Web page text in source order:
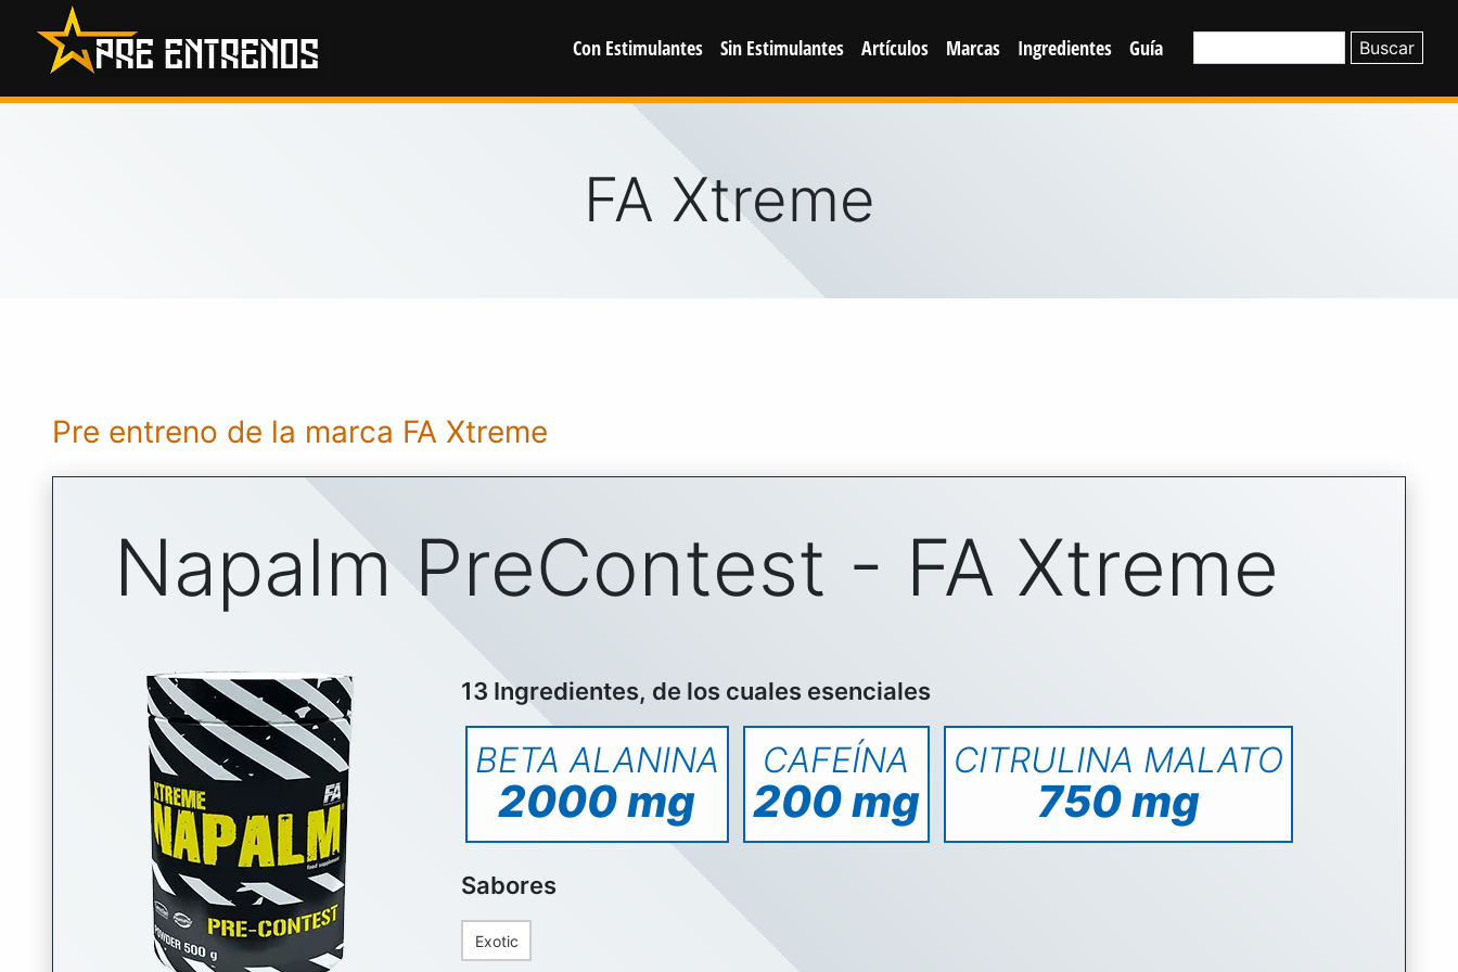
contenido
Con Estimulantes Sin Estimulantes Artículos Marcas Ingredientes Guía
FA Xtreme
Pre entreno de la marca FA Xtreme
Napalm PreContest - FA Xtreme
13 Ingredientes, de los cuales esenciales
BETA ALANINA
2000 mg
CAFEÍNA
200 mg
CITRULINA MALATO
750 mg
Sabores
Exotic